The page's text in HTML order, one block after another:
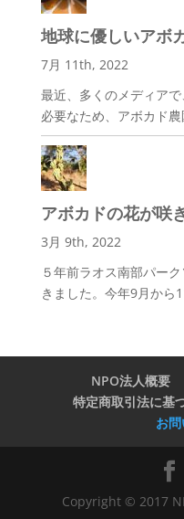
地球に優しいアボ
7月 11th, 2022
最近、多くのメディア
必要なため、アボカド
アボカドの花が咲
3月 9th, 2022
５年前ラオス南部パー
きました。今年9月から
NPO法人概要
特定商取引法に基
お
Copyright © 2017